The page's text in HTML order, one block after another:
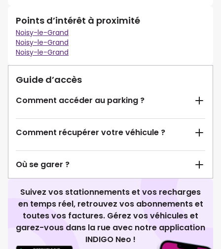
Points d’intérêt à proximité
Noisy-le-Grand
Noisy-le-Grand
Noisy-le-Grand
Guide d’accès
Comment accéder au parking ?
Comment récupérer votre véhicule ?
Où se garer ?
Suivez vos stationnements et vos recharges
en temps réel, retrouvez vos abonnements et
toutes vos factures. Gérez vos véhicules et
garez-vous dans la rue avec notre application
INDIGO Neo !